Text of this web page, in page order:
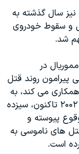
نیز سال گذشته به
و سقوط خودروی
شد.
در
پیرامون روند قتل
می کند، به
روزنامه ونکوور سان گفته است از سال ۲۰۰۲ تاکنون، سیزده
پیوسته و
های ناموسی به
است.